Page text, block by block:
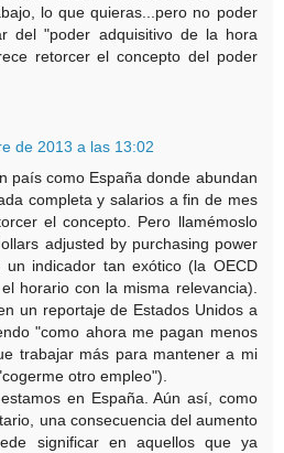
lo que quieras...pero no poder
del "poder adquisitivo de la hora
retorcer el concepto del poder
de 2013 a las 13:02
país como España donde abundan
completa y salarios a fin de mes
el concepto. Pero llamémoslo
adjusted by purchasing power
indicador tan exótico (la OECD
horario con la misma relevancia).
un reportaje de Estados Unidos a
"como ahora me pagan menos
trabajar más para mantener a mi
otro empleo").
en España. Aún así, como
una consecuencia del aumento
significar en aquellos que ya